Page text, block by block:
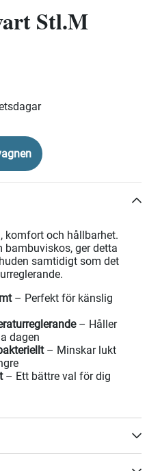
Stl.M
komfort och hållbarhet.
ger detta
samtidigt som det
– Perfekt för känslig
– Håller
dagen
– Minskar lukt
– Ett bättre val för dig